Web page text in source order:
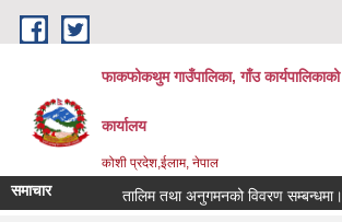
Skip to main content
फाकफोकथुम गाउँपालिका, गाँउ कार्यपालिकाको
कार्यालय
कोशी प्रदेश,ईलाम, नेपाल
समाचार तालिम तथा अनुगमनको विवरण सम्बन्धमा।